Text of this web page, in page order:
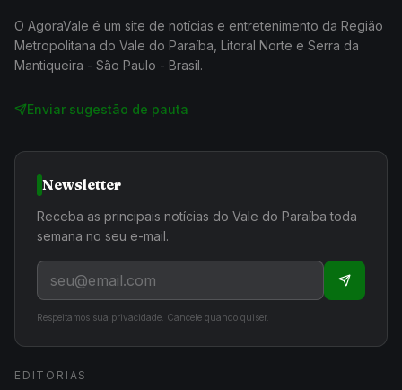
O AgoraVale é um site de notícias e entretenimento da Região
Metropolitana do Vale do Paraíba, Litoral Norte e Serra da
Mantiqueira - São Paulo - Brasil.
Enviar sugestão de pauta
Newsletter
Receba as principais notícias do Vale do Paraíba toda
semana no seu e-mail.
Respeitamos sua privacidade. Cancele quando quiser.
EDITORIAS